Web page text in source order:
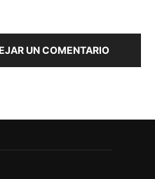
UN COMENTARIO